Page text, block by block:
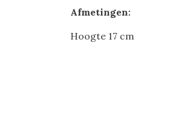
Afmetingen:
Hoogte 17 cm